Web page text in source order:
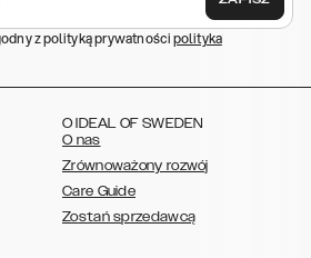
Galaxy S22 Plus , Galaxy
5G,Galaxy S21,Galaxy S21 Plus
, , , ,
z polityką prywatnościpolityka
O IDEAL OF SWEDEN
O nas
Zrównoważony rozwój
Care Guide
Zostań sprzedawcą